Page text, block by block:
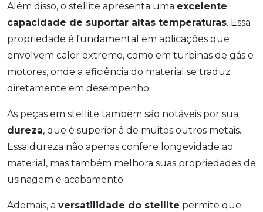
Além disso, o stellite apresenta uma excelente
capacidade de suportar altas temperaturas. Essa
propriedade é fundamental em aplicações que
envolvem calor extremo, como em turbinas de gás e
motores, onde a eficiência do material se traduz
diretamente em desempenho.
As peças em stellite também são notáveis por sua
dureza, que é superior à de muitos outros metais.
Essa dureza não apenas confere longevidade ao
material, mas também melhora suas propriedades de
usinagem e acabamento.
Ademais, a versatilidade do stellite permite que